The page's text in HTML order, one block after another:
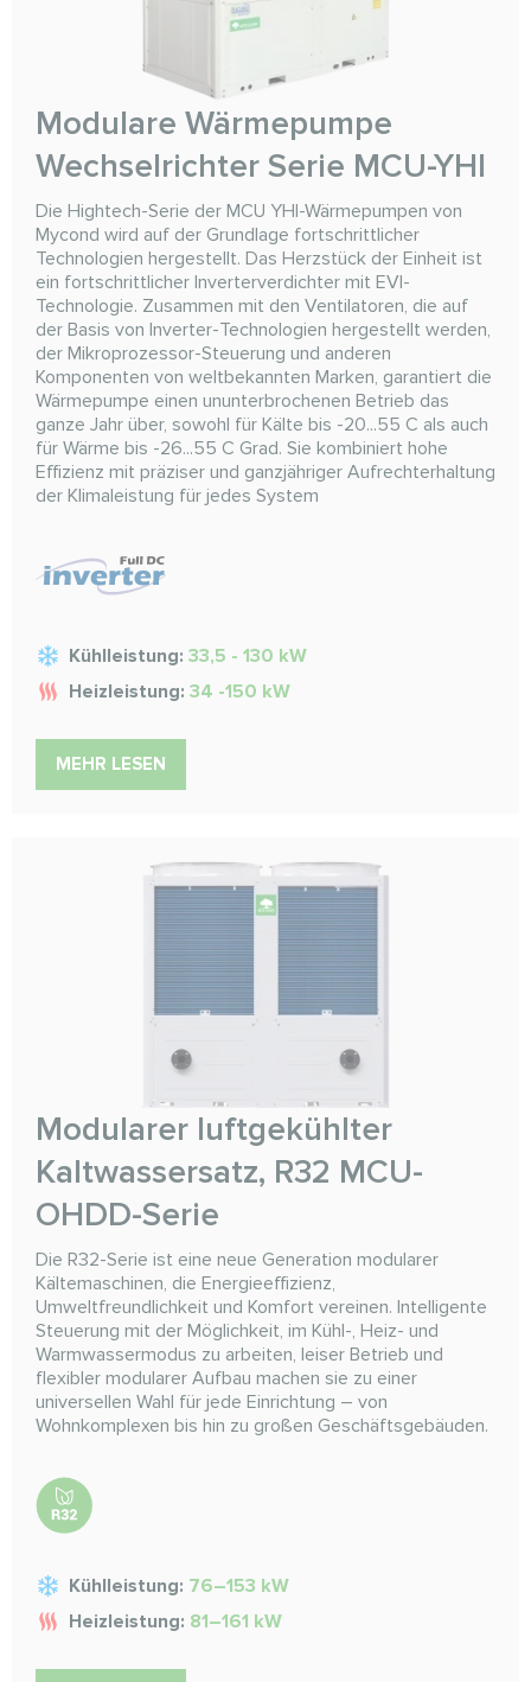
Modulare Wärmepumpe
Wechselrichter Serie MCU-YHI
Die Hightech-Serie der MCU YHI-Wärmepumpen von
Mycond wird auf der Grundlage fortschrittlicher
Technologien hergestellt. Das Herzstück der Einheit ist
ein fortschrittlicher Inverterverdichter mit EVI-
Technologie. Zusammen mit den Ventilatoren, die auf
der Basis von Inverter-Technologien hergestellt werden,
der Mikroprozessor-Steuerung und anderen
Komponenten von weltbekannten Marken, garantiert die
Wärmepumpe einen ununterbrochenen Betrieb das
ganze Jahr über, sowohl für Kälte bis -20...55 C als auch
für Wärme bis -26...55 C Grad. Sie kombiniert hohe
Effizienz mit präziser und ganzjähriger Aufrechterhaltung
der Klimaleistung für jedes System
Kühlleistung: 33,5 - 130 kW
Heizleistung: 34 -150 kW
MEHR LESEN
Modularer luftgekühlter
Kaltwassersatz, R32 MCU-
OHDD-Serie
Die R32-Serie ist eine neue Generation modularer
Kältemaschinen, die Energieeffizienz,
Umweltfreundlichkeit und Komfort vereinen. Intelligente
Steuerung mit der Möglichkeit, im Kühl-, Heiz- und
Warmwassermodus zu arbeiten, leiser Betrieb und
flexibler modularer Aufbau machen sie zu einer
universellen Wahl für jede Einrichtung – von
Wohnkomplexen bis hin zu großen Geschäftsgebäuden.
Kühlleistung: 76–153 kW
Heizleistung: 81–161 kW